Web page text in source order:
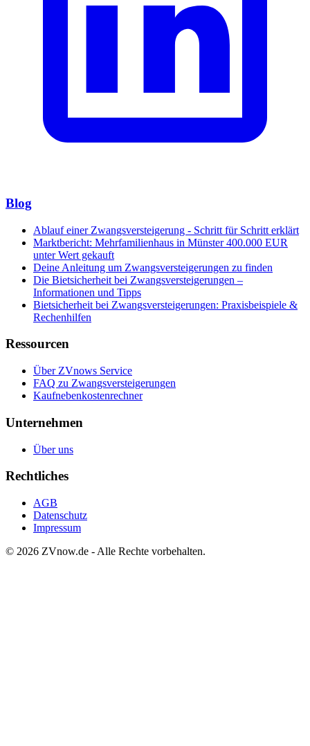
Blog
Ablauf einer Zwangsversteigerung - Schritt für Schritt erklärt
Marktbericht: Mehrfamilienhaus in Münster 400.000 EUR
unter Wert gekauft
Deine Anleitung um Zwangsversteigerungen zu finden
Die Bietsicherheit bei Zwangsversteigerungen –
Informationen und Tipps
Bietsicherheit bei Zwangsversteigerungen: Praxisbeispiele &
Rechenhilfen
Ressourcen
Über ZVnows Service
FAQ zu Zwangsversteigerungen
Kaufnebenkostenrechner
Unternehmen
Über uns
Rechtliches
AGB
Datenschutz
Impressum
© 2026 ZVnow.de - Alle Rechte vorbehalten.